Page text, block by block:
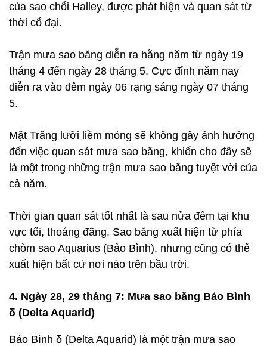
của sao chổi Halley, được phát hiện và quan sát từ
thời cổ đại.
Trận mưa sao băng diễn ra hằng năm từ ngày 19
tháng 4 đến ngày 28 tháng 5. Cực đỉnh năm nay
diễn ra vào đêm ngày 06 rạng sáng ngày 07 tháng
5.
Mặt Trăng lưỡi liềm mỏng sẽ không gây ảnh hưởng
đến việc quan sát mưa sao băng, khiến cho đây sẽ
là một trong những trận mưa sao băng tuyệt vời của
cả năm.
Thời gian quan sát tốt nhất là sau nửa đêm tại khu
vực tối, thoáng đãng. Sao băng xuất hiện từ phía
chòm sao Aquarius (Bảo Bình), nhưng cũng có thể
xuất hiện bất cứ nơi nào trên bầu trời.
4. Ngày 28, 29 tháng 7: Mưa sao băng Bảo Bình
δ (Delta Aquarid)
Bảo Bình δ (Delta Aquarid) là một trận mưa sao